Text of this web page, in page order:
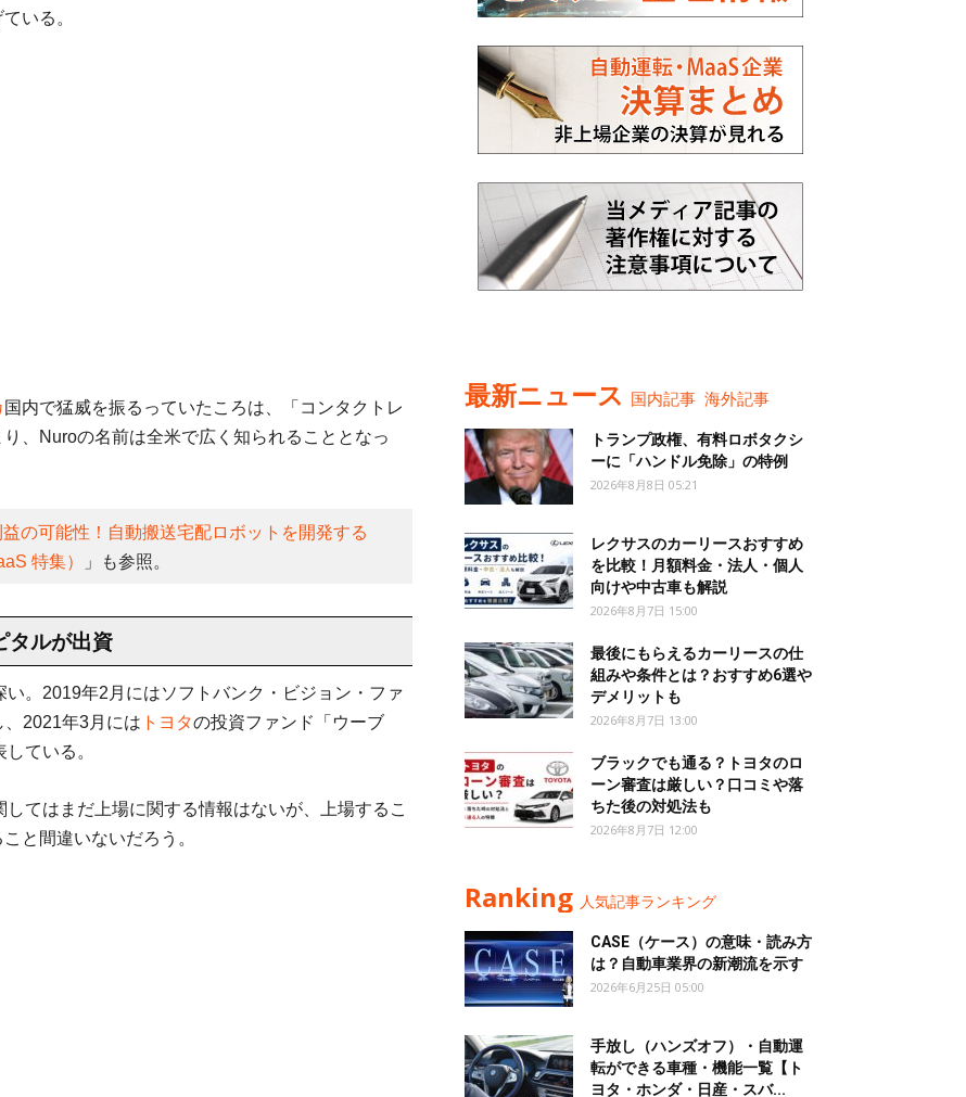
いる。
国内で猛威を振るっていたころは、「コンタクトレ
、Nuroの名前は全米で広く知られることとなっ
の可能性！自動搬送宅配ロボットを開発する
特集）
」も参照。
タルが出資
。2019年2月にはソフトバンク・ビジョン・ファ
2021年3月には トヨタの投資ファンド「ウーブ
ている。
てはまだ上場に関する情報はないが、上場するこ
と間違いないだろう。
最新ニュース 国内記事 海外記事
トランプ政権、有料ロボタクシ
ーに「ハンドル免除」の特例
2026年8月8日 05:21
レクサスのカーリースおすすめ
を比較！月額料金・法人・個人
向けや中古車も解説
2026年8月7日 15:00
最後にもらえるカーリースの仕
組みや条件とは？おすすめ6選や
デメリットも
2026年8月7日 13:00
ブラックでも通る？トヨタのロ
ーン審査は厳しい？口コミや落
ちた後の対処法も
2026年8月7日 12:00
Ranking 人気記事ランキング
CASE（ケース）の意味・読み方
は？自動車業界の新潮流を示す
2026年6月25日 05:00
手放し（ハンズオフ）・自動運
転ができる車種・機能一覧【ト
ヨタ・ホンダ・日産・スバ...